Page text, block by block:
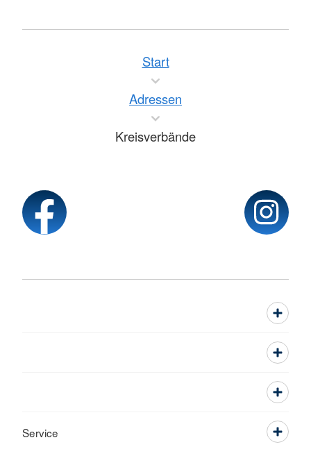
Start
Adressen
Kreisverbände
Service